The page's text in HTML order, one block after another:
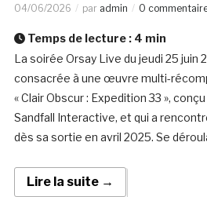
04/06/2026 par admin 0
Temps de lecture : 4 min
La soirée Orsay Live du jeudi 25 juin
consacrée à une œuvre multi-
« Clair Obscur : Expedition 33 »,
Sandfall Interactive, et qui a
dès sa sortie en avril 2025. Se
Lire la suite →